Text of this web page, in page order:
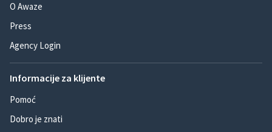
O Awaze
Press
Agency Login
Informacije za klijente
Pomoć
Dobro je znati